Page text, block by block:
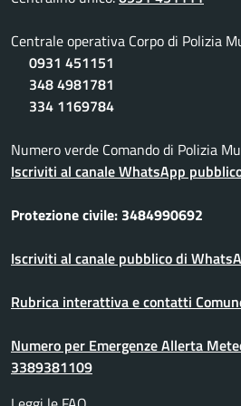
Centrale operativa Corpo di Polizia
0931 451151
348 4981781
334 1169784
Numero verde Comando di Polizia
Iscriviti al canale WhatsApp
Protezione civile: 3484990692
Iscriviti al canale pubblico di
Rubrica interattiva e contatti
Numero per Emergenze Allerta
3389381109